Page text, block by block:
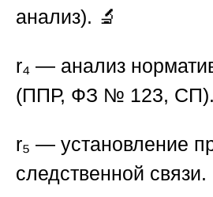
анализ). 🔬
r₄ — анализ
(ППР, ФЗ № 123,
r₅ — установление
следственной связи.